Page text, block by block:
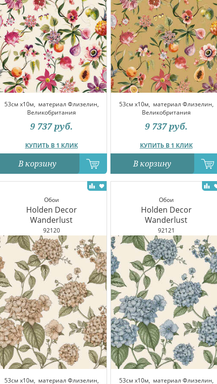
53см x10м, материал Флизелин,
Великобритания
КУПИТЬ В 1 КЛИК
9 737 руб.
В корзину
53см x10м, материал Флизелин,
Великобритания
КУПИТЬ В 1 КЛИК
9 737 руб.
В корзину
Обои
Holden Decor
Wanderlust
92120
53см x10м, материал Флизелин,
Обои
Holden Decor
Wanderlust
92121
53см x10м, материал Флизелин,